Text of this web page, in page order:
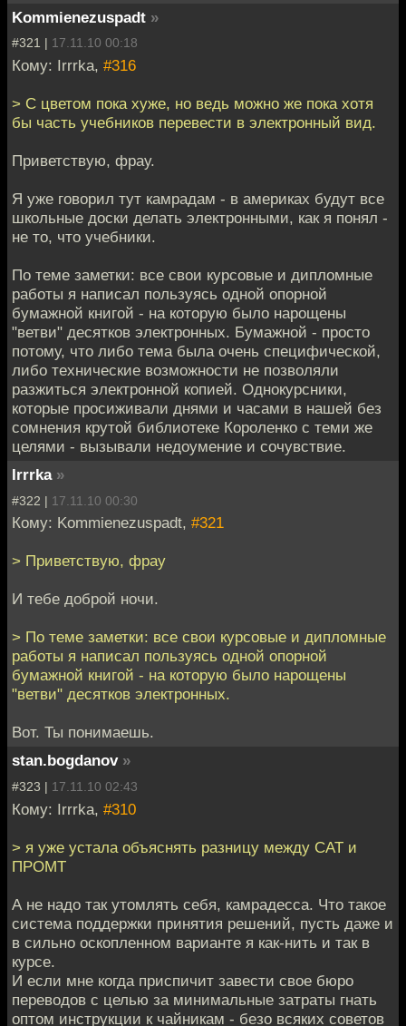
Kommienezuspadt »
#321 | 17.11.10 00:18
Кому: Irrrka, #316
> С цветом пока хуже, но ведь можно же пока хотя
бы часть учебников перевести в электронный вид.
Приветствую, фрау.
Я уже говорил тут камрадам - в америках будут все
школьные доски делать электронными, как я понял -
не то, что учебники.
По теме заметки: все свои курсовые и дипломные
работы я написал пользуясь одной опорной
бумажной книгой - на которую было нарощены
"ветви" десятков электронных. Бумажной - просто
потому, что либо тема была очень специфической,
либо технические возможности не позволяли
разжиться электронной копией. Однокурсники,
которые просиживали днями и часами в нашей без
сомнения крутой библиотеке Короленко с теми же
целями - вызывали недоумение и сочувствие.
Irrrka »
#322 | 17.11.10 00:30
Кому: Kommienezuspadt, #321
> Приветствую, фрау
И тебе доброй ночи.
> По теме заметки: все свои курсовые и дипломные
работы я написал пользуясь одной опорной
бумажной книгой - на которую было нарощены
"ветви" десятков электронных.
Вот. Ты понимаешь.
stan.bogdanov »
#323 | 17.11.10 02:43
Кому: Irrrka, #310
> я уже устала объяснять разницу между CAT и
ПРОМТ
А не надо так утомлять себя, камрадесса. Что такое
система поддержки принятия решений, пусть даже и
в сильно оскопленном варианте я как-нить и так в
курсе.
И если мне когда приспичит завести свое бюро
переводов с целью за минимальные затраты гнать
оптом инструкции к чайникам - безо всяких советов